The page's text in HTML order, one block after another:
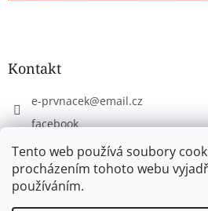
Tento web používá soubory
procházením tohoto webu
používáním.
Kontakt
e-prvnacek@email.cz
facebook
eprvnacek